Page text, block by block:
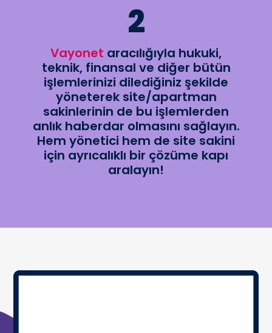
2
Vayonet aracılığıyla hukuki,
teknik, finansal ve diğer bütün
işlemlerinizi dilediğiniz şekilde
yöneterek site/apartman
sakinlerinin de bu işlemlerden
anlık haberdar olmasını sağlayın.
Hem yönetici hem de site sakini
için ayrıcalıklı bir çözüme kapı
aralayın!